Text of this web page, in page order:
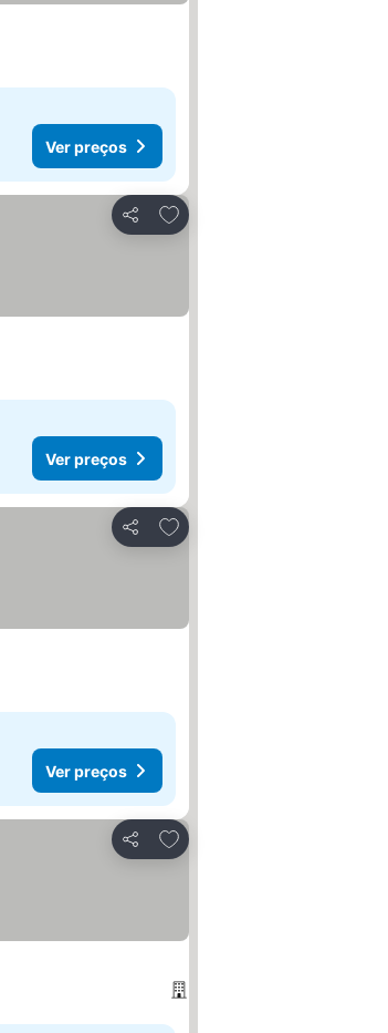
Ver preços
Partilhar
Adicionar aos favoritos
Ver preços
Partilhar
Adicionar aos favoritos
Ver preços
Partilhar
Adicionar aos favoritos